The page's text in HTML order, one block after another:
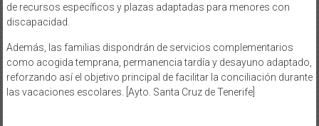
de recursos específicos y plazas adaptadas para menores con
discapacidad.
Además, las familias dispondrán de servicios complementarios
como acogida temprana, permanencia tardía y desayuno adaptado,
reforzando así el objetivo principal de facilitar la conciliación durante
las vacaciones escolares. [Ayto. Santa Cruz de Tenerife]